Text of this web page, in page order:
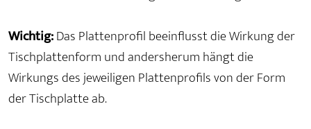
Wichtig:Das Plattenprofil beeinflusst die Wirkung der
Tischplattenform und andersherum hängt die
Wirkungs des jeweiligen Plattenprofils von der Form
der Tischplatte ab.